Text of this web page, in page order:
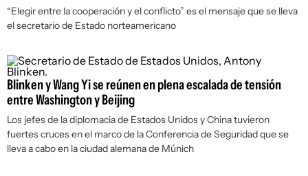
“Elegir entre la cooperación y el conflicto” es el mensaje que se lleva
el secretario de Estado norteamericano
Blinken y Wang Yi se reúnen en plena escalada de tensión
entre Washington y Beijing
Los jefes de la diplomacia de Estados Unidos y China tuvieron
fuertes cruces en el marco de la Conferencia de Seguridad que se
lleva a cabo en la ciudad alemana de Múnich